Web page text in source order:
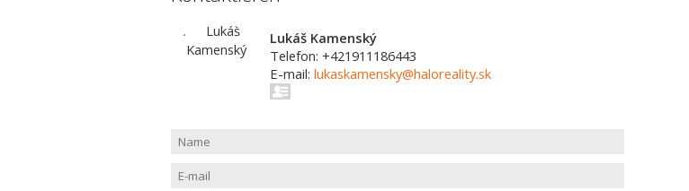
Lukáš Kamenský
Telefon: +421911186443
E-mail: lukaskamensky@haloreality.sk